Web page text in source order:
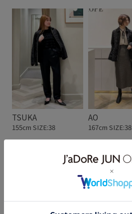
TSUKA
155cm SIZE:38
AO
167cm SIZE:38
スタッフレビュー